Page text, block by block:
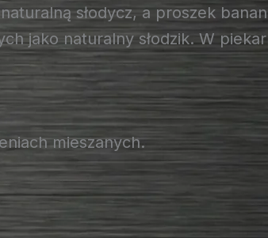
słodycz, a proszek
jako naturalny słodzik. W
mieszanych.